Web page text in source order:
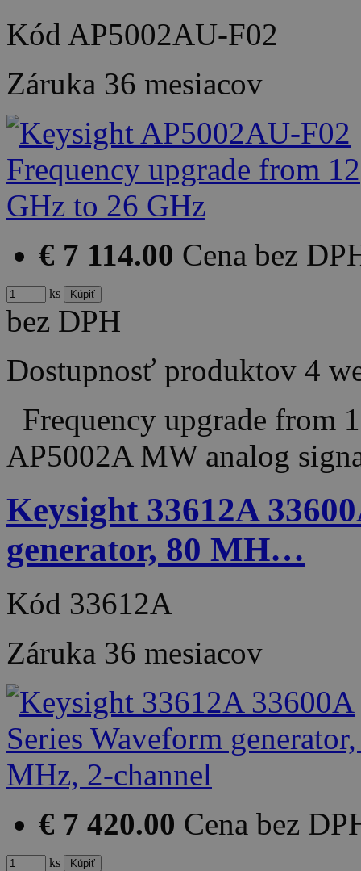
Kód AP5002AU-F02
Záruka 36 mesiacov
€ 7 114.00 Cena bez
ks
bez DPH
Dostupnosť produktov 4
Frequency upgrade from
AP5002A MW analog
Keysight 33612A
generator, 80 MH…
Kód 33612A
Záruka 36 mesiacov
€ 7 420.00 Cena bez
ks